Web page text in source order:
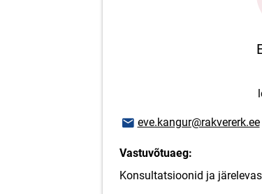
E-posti aadress
eve.kangur@rakvererk.ee
Vastuvõtuaeg:
Konsultatsioonid ja